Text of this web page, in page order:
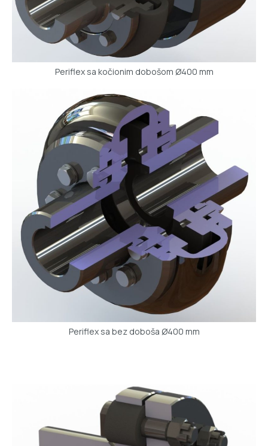
Periflex sa kočionim dobošom Ø400 mm
Periflex sa bez doboša Ø400 mm